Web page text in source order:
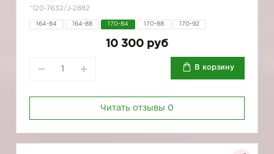
*120-7632/J-2882
164-84 164-88 170-84 170-88 170-92
10 300 руб
В корзину
Читать отзывы 0